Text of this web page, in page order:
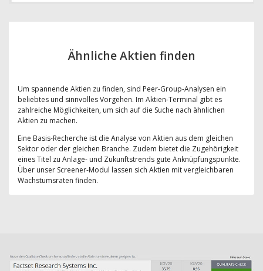
Ähnliche Aktien finden
Um spannende Aktien zu finden, sind Peer-Group-Analysen ein
beliebtes und sinnvolles Vorgehen. Im Aktien-Terminal gibt es
zahlreiche Möglichkeiten, um sich auf die Suche nach ähnlichen
Aktien zu machen.
Eine Basis-Recherche ist die Analyse von Aktien aus dem gleichen
Sektor oder der gleichen Branche. Zudem bietet die Zugehörigkeit
eines Titel zu Anlage- und Zukunftstrends gute Anknüpfungspunkte.
Über unser Screener-Modul lassen sich Aktien mit vergleichbaren
Wachstumsraten finden.